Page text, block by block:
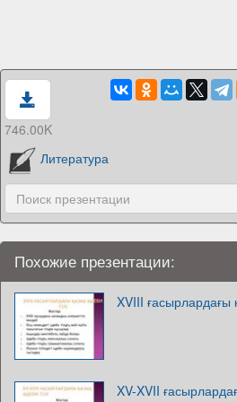
746.00K
Литература
Похожие презентации:
XVIII ғасырлардағы
XV-XVII